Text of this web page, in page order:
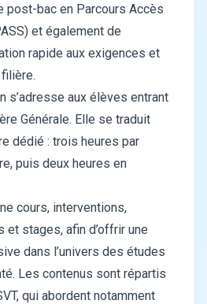
post-bac en Parcours Accès
et également de
rapide aux exigences et
s’adresse aux élèves entrant
Générale. Elle se traduit
dédié : trois heures par
puis deux heures en
cours, interventions,
stages, afin d’offrir une
dans l’univers des études
Les contenus sont répartis
qui abordent notamment